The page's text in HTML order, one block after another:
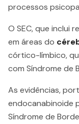
processos
O SEC, que inclui
em áreas do
córtico-límbico,
com Síndrome de
As evidências,
endocanabinoide
Síndrome de